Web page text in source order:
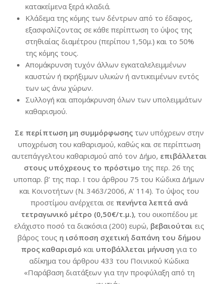
κατακείμενα ξερά κλαδιά.
Κλάδεμα της κόμης των δέντρων από το έδαφος,
εξασφαλίζοντας σε κάθε περίπτωση το ύψος της
στηθιαίας διαμέτρου (περίπου 1,50μ.) και το 50%
της κόμης τους.
Απομάκρυνση τυχόν άλλων εγκαταλελειμμένων
καυστών ή εκρήξιμων υλικών ή αντικειμένων εντός
των ως άνω χώρων.
Συλλογή και απομάκρυνση όλων των υπολειμμάτων
καθαρισμού.
Σε περίπτωση μη συμμόρφωσηςτων υπόχρεων στην
υποχρέωση του καθαρισμού, καθώς και σε περίπτωση
αυτεπάγγελτου καθαρισμού από τον Δήμο, επιβάλλεται
στους υπόχρεους το πρόστιμο της περ. 26 της
υποπαρ. β’ της παρ. Ι του άρθρου 75 του Κώδικα Δήμων
και Κοινοτήτων (Ν. 3463/2006, Α’ 114). Το ύψος του
προστίμου ανέρχεται σε πενήντα λεπτά ανά
τετραγωνικό μέτρο (0,50€/τ.μ.), του οικοπέδου με
ελάχιστο ποσό τα διακόσια (200) ευρώ, βεβαιούται εις
βάρος τους η ισόποση σχετική δαπάνη του δήμου
προς καθαρισμό και υποβάλλεται μήνυση για το
αδίκημα του άρθρου 433 του Ποινικού Κώδικα
«Παράβαση διατάξεων για την προφύλαξη από τη